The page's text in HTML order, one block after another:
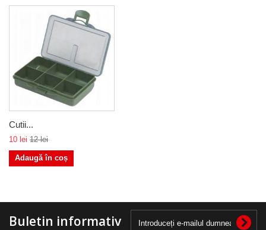
Cutii...
10 lei 12 lei
Adaugă în coș
Buletin informativ